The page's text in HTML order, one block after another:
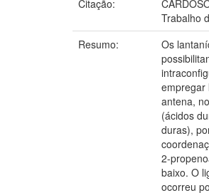
Citação:
Trabalho
Resumo:
Os
empregar
antena,
(ácidos
duras),
2-
baixo. O
ocorreu